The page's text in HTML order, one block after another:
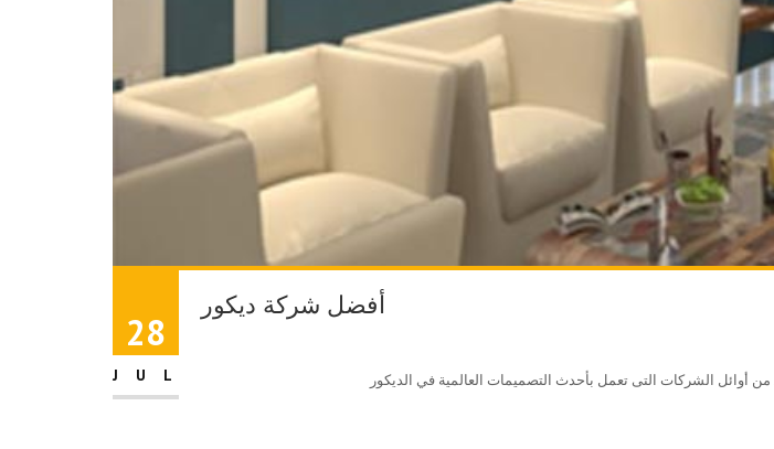
28
JUL
أفضل شركة ديكور
الشركات التى تعمل بأحدث التصميمات العالمية في الديكور